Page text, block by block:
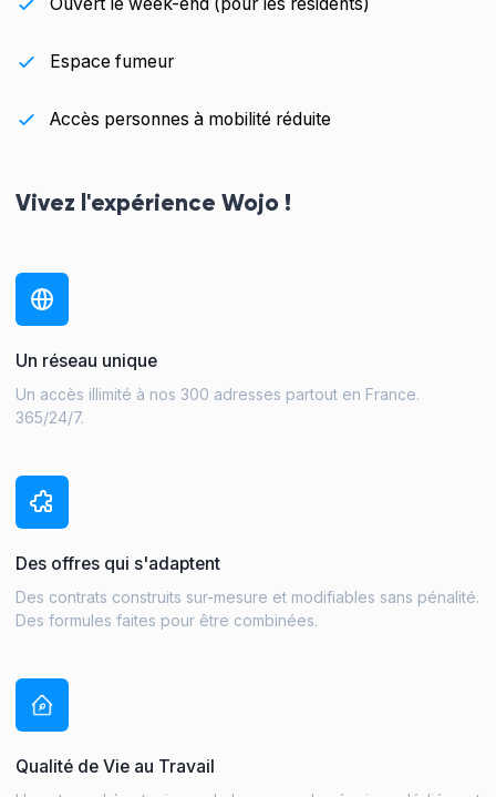
Espace fumeur
Accès personnes à mobilité réduite
Vivez l'expérience Wojo !
Un réseau unique
Un accès illimité à nos 300 adresses partout en France.
365/24/7.
Des offres qui s'adaptent
Des contrats construits sur-mesure et modifiables sans pénalité.
Des formules faites pour être combinées.
Qualité de Vie au Travail